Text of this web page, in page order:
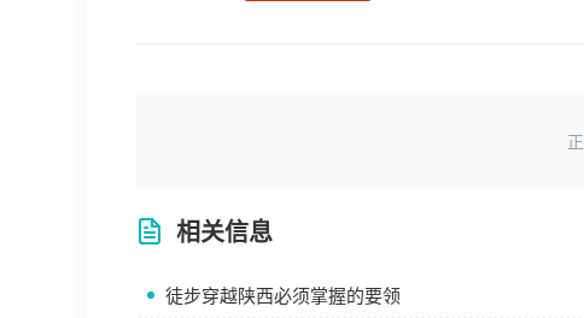
相关信息
徒步穿越陕西必须掌握的要领